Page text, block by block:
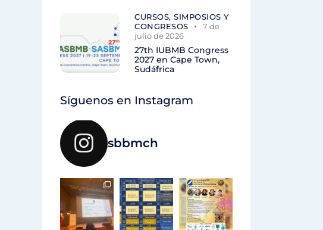
CURSOS, SIMPOSIOS Y
CONGRESOS
7 de
julio de 2026
27th IUBMB Congress
2027 en Cape Town,
Sudáfrica
Síguenos en Instagram
sbbmch